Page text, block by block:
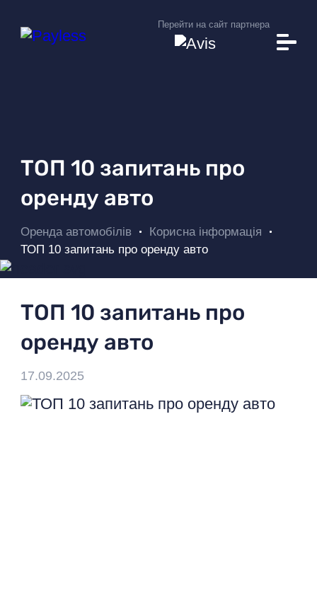
Перейти на сайт партнера
Автопарк
Корисна інформація
Про Payless
Новини
+38 044 502 20 11
ТОП 10 запитань про
оренду авто
Оренда автомобілів
Корисна інформація
ТОП 10 запитань про оренду авто
ТОП 10 запитань про
оренду авто
17.09.2025